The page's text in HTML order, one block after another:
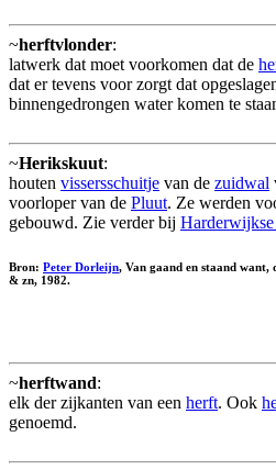
~herftvlonder:
latwerk dat moet voorkomen dat de
dat er tevens voor zorgt dat
binnengedrongen water komen te
~Herikskuut:
houten vissersschuitje van de zuidwal
voorloper van de Pluut. Ze werden
gebouwd. Zie verder bij
Bron: Peter Dorleijn, Van gaand en staand
& zn, 1982.
~herftwand:
elk der zijkanten van een herft. Ook
genoemd.